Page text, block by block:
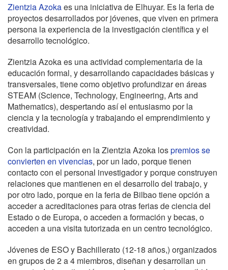
Zientzia Azokaes una iniciativa de Elhuyar. Es la feria de
proyectos desarrollados por jóvenes, que viven en primera
persona la experiencia de la investigación científica y el
desarrollo tecnológico.
Zientzia Azoka es una actividad complementaria de la
educación formal, y desarrollando capacidades básicas y
transversales, tiene como objetivo profundizar en áreas
STEAM (Science, Technology, Engineering, Arts and
Mathematics), despertando así el entusiasmo por la
ciencia y la tecnología y trabajando el emprendimiento y
creatividad.
Con la participación en la Zientzia Azoka lospremios se
convierten en vivencias, por un lado, porque tienen
contacto con el personal investigador y porque construyen
relaciones que mantienen en el desarrollo del trabajo, y
por otro lado, porque en la feria de Bilbao tiene opción a
acceder a acreditaciones para otras ferias de ciencia del
Estado o de Europa, o acceden a formación y becas, o
acceden a una visita tutorizada en un centro tecnológico.
Jóvenes de ESO y Bachillerato (12-18 años,) organizados
en grupos de 2 a 4 miembros, diseñan y desarrollan un